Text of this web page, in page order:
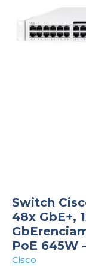
Switch
48x GbE+,
PoE 645W
Cisco